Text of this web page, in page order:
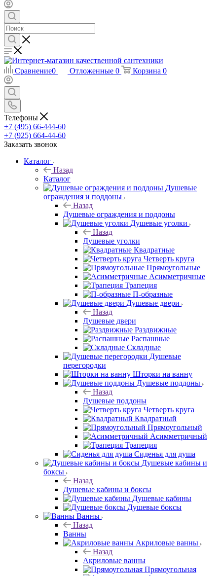
Сравнение0 Отложенные 0 Корзина 0
Телефоны
+7 (495) 66-444-60
+7 (925) 664-44-60
Заказать звонок
Каталог
Назад
Каталог
Душевые
ограждения и поддоны
Назад
Душевые ограждения и поддоны
Душевые уголки
Назад
Душевые уголки
Квадратные
Четверть круга
Прямоугольные
Асимметричные
Трапеция
П-образные
Душевые двери
Назад
Душевые двери
Раздвижные
Распашные
Складные
Душевые
перегородки
Шторки на ванну
Душевые поддоны
Назад
Душевые поддоны
Четверть круга
Квадратный
Прямоугольный
Асимметричный
Трапеция
Сиденья для душа
Душевые кабины и
боксы
Назад
Душевые кабины и боксы
Душевые кабины
Душевые боксы
Ванны
Назад
Ванны
Акриловые ванны
Назад
Акриловые ванны
Прямоугольная